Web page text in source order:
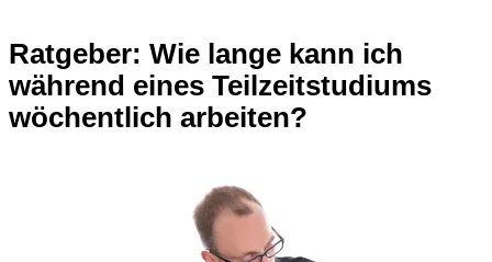
Ratgeber: Wie lange kann ich
während eines Teilzeitstudiums
wöchentlich arbeiten?